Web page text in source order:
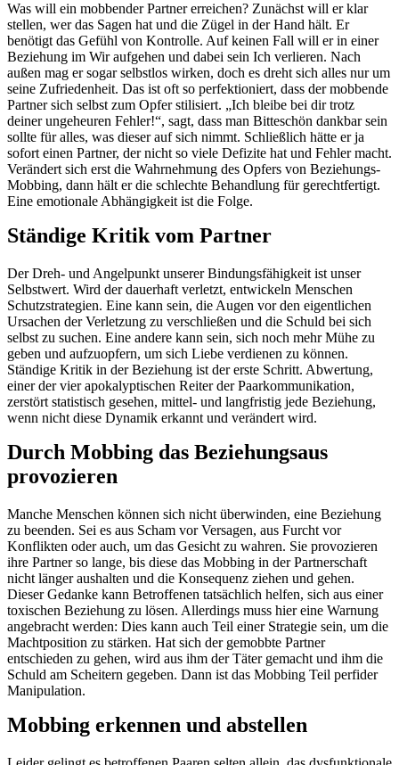
Was will ein mobbender Partner erreichen? Zunächst will er klar
stellen, wer das Sagen hat und die Zügel in der Hand hält. Er
benötigt das Gefühl von Kontrolle. Auf keinen Fall will er in einer
Beziehung im Wir aufgehen und dabei sein Ich verlieren. Nach
außen mag er sogar selbstlos wirken, doch es dreht sich alles nur um
seine Zufriedenheit. Das ist oft so perfektioniert, dass der mobbende
Partner sich selbst zum Opfer stilisiert. „Ich bleibe bei dir trotz
deiner ungeheuren Fehler!“, sagt, dass man Bitteschön dankbar sein
sollte für alles, was dieser auf sich nimmt. Schließlich hätte er ja
sofort einen Partner, der nicht so viele Defizite hat und Fehler macht.
Verändert sich erst die Wahrnehmung des Opfers von Beziehungs-
Mobbing, dann hält er die schlechte Behandlung für gerechtfertigt.
Eine emotionale Abhängigkeit ist die Folge.
Ständige Kritik vom Partner
Der Dreh- und Angelpunkt unserer Bindungsfähigkeit ist unser
Selbstwert. Wird der dauerhaft verletzt, entwickeln Menschen
Schutzstrategien. Eine kann sein, die Augen vor den eigentlichen
Ursachen der Verletzung zu verschließen und die Schuld bei sich
selbst zu suchen. Eine andere kann sein, sich noch mehr Mühe zu
geben und aufzuopfern, um sich Liebe verdienen zu können.
Ständige Kritik in der Beziehung ist der erste Schritt. Abwertung,
einer der vier apokalyptischen Reiter der Paarkommunikation,
zerstört statistisch gesehen, mittel- und langfristig jede Beziehung,
wenn nicht diese Dynamik erkannt und verändert wird.
Durch Mobbing das Beziehungsaus
provozieren
Manche Menschen können sich nicht überwinden, eine Beziehung
zu beenden. Sei es aus Scham vor Versagen, aus Furcht vor
Konflikten oder auch, um das Gesicht zu wahren. Sie provozieren
ihre Partner so lange, bis diese das Mobbing in der Partnerschaft
nicht länger aushalten und die Konsequenz ziehen und gehen.
Dieser Gedanke kann Betroffenen tatsächlich helfen, sich aus einer
toxischen Beziehung zu lösen. Allerdings muss hier eine Warnung
angebracht werden: Dies kann auch Teil einer Strategie sein, um die
Machtposition zu stärken. Hat sich der gemobbte Partner
entschieden zu gehen, wird aus ihm der Täter gemacht und ihm die
Schuld am Scheitern gegeben. Dann ist das Mobbing Teil perfider
Manipulation.
Mobbing erkennen und abstellen